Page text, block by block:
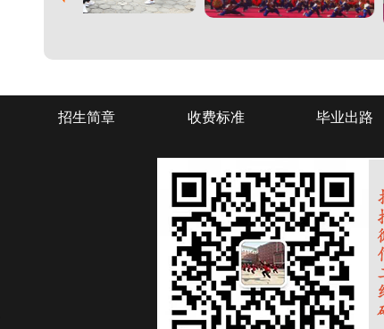
招生简章 收费标准 毕业出路